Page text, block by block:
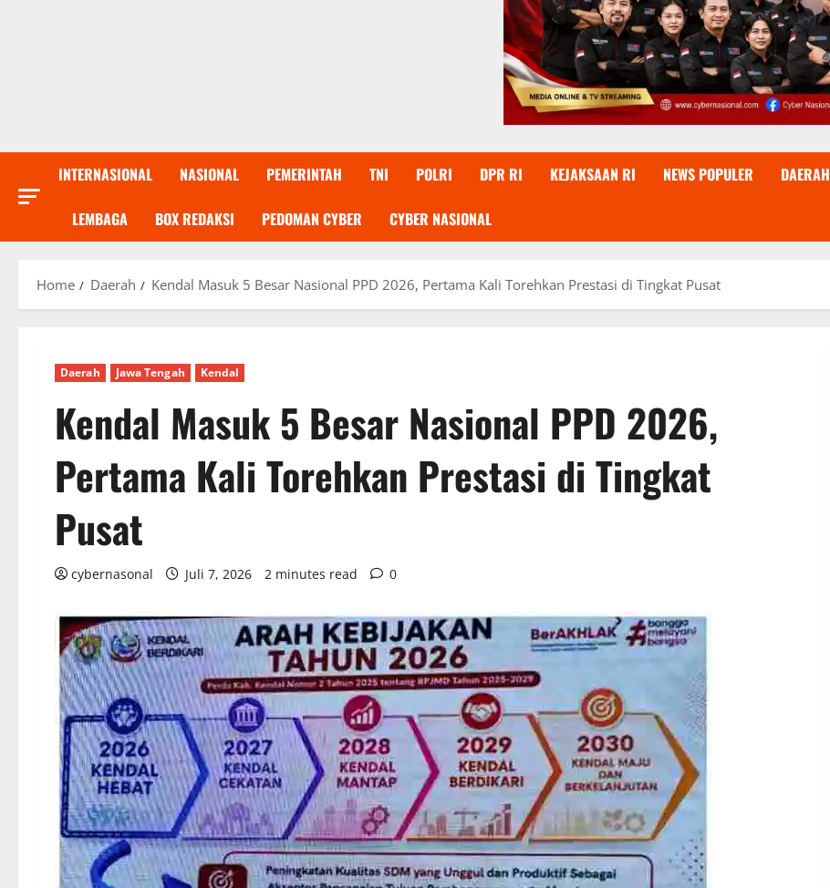
INTERNASIONAL NASIONAL PEMERINTAH TNI POLRI DPR RI KEJAKSAAN RI NEWS POPULER DAERAH
LEMBAGA BOX REDAKSI PEDOMAN CYBER CYBER NASIONAL
Home Daerah Kendal Masuk 5 Besar Nasional PPD 2026, Pertama Kali Torehkan Prestasi di Tingkat Pusat
Daerah Jawa Tengah Kendal
Kendal Masuk 5 Besar Nasional PPD 2026,
Pertama Kali Torehkan Prestasi di Tingkat
Pusat
cybernasonal Juli 7, 2026 2 minutes read 0